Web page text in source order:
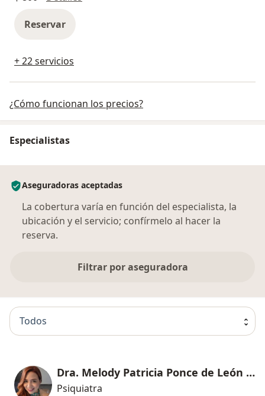
Reservar
+ 22 servicios
¿Cómo funcionan los precios?
Especialistas
Aseguradoras aceptadas
La cobertura varía en función del especialista, la
ubicación y el servicio; confírmelo al hacer la
reserva.
Filtrar por aseguradora
Todos
Dra. Melody Patricia Ponce de León Guzmán
Psiquiatra